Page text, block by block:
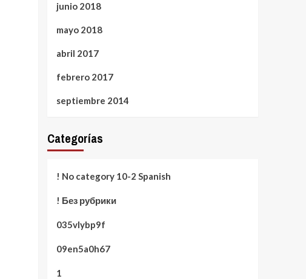
junio 2018
mayo 2018
abril 2017
febrero 2017
septiembre 2014
Categorías
! No category 10-2 Spanish
! Без рубрики
035vlybp9f
09en5a0h67
1